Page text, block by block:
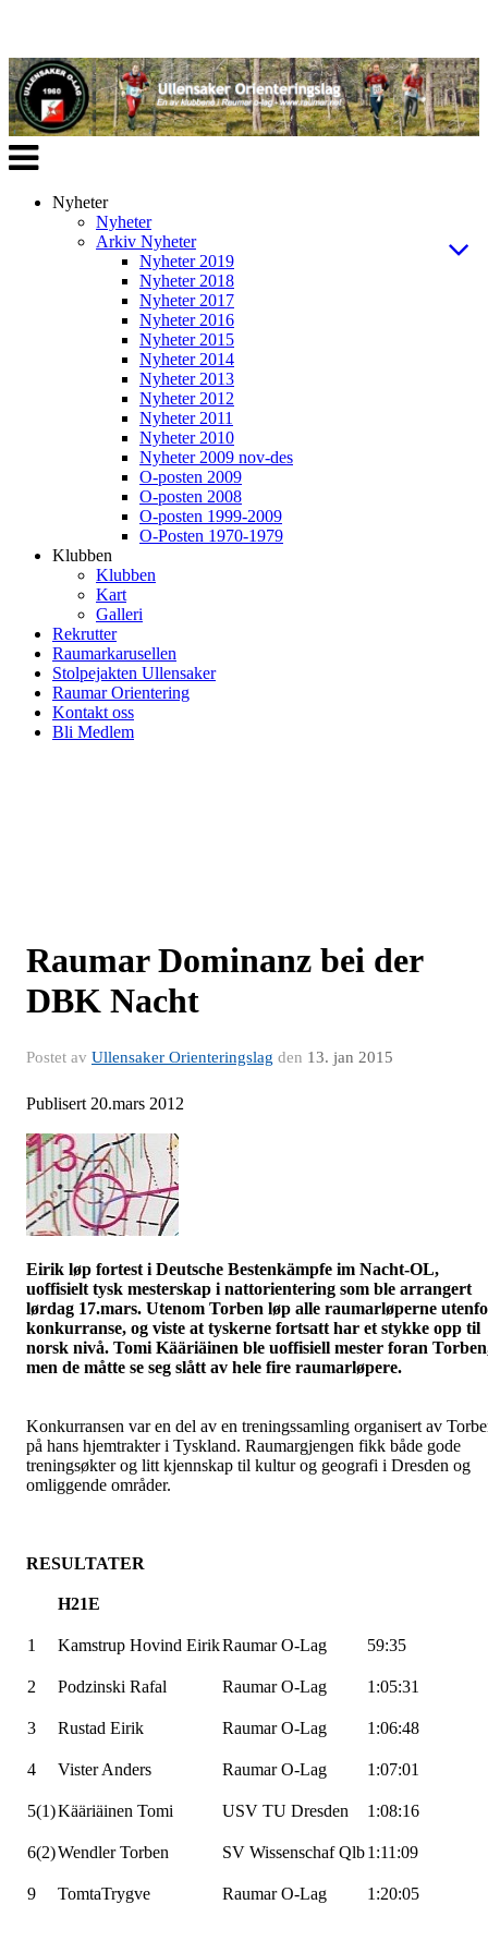
Veksle
navigasjon
Nyheter
Nyheter
Arkiv Nyheter
Nyheter 2019
Nyheter 2018
Nyheter 2017
Nyheter 2016
Nyheter 2015
Nyheter 2014
Nyheter 2013
Nyheter 2012
Nyheter 2011
Nyheter 2010
Nyheter 2009 nov-des
O-posten 2009
O-posten 2008
O-posten 1999-2009
O-Posten 1970-1979
Klubben
Klubben
Kart
Galleri
Rekrutter
Raumarkarusellen
Stolpejakten Ullensaker
Raumar Orientering
Kontakt oss
Bli Medlem
Raumar Dominanz bei der
DBK Nacht
Postet av Ullensaker Orienteringslag den 13. jan 2015
Publisert 20.mars 2012
Eirik løp fortest i Deutsche Bestenkämpfe im Nacht-OL,
uoffisielt tysk mesterskap i nattorientering som ble arrangert
lørdag 17.mars. Utenom Torben løp alle raumarløperne
konkurranse, og viste at tyskerne fortsatt har et stykke opp til
norsk nivå. Tomi Kääriäinen ble uoffisiell mester foran
men de måtte se seg slått av hele fire raumarløpere.
Konkurransen var en del av en treningssamling organisert av
på hans hjemtrakter i Tyskland. Raumargjengen fikk både gode
treningsøkter og litt kjennskap til kultur og geografi i Dresden og
omliggende områder.
RESULTATER
H21E
1 Kamstrup Hovind EirikRaumar O-Lag 59:35
2 Podzinski Rafal Raumar O-Lag 1:05:31
3 Rustad Eirik Raumar O-Lag 1:06:48
4 VisterAnders Raumar O-Lag 1:07:01
5(1)Kääriäinen Tomi USV TU Dresden 1:08:16
6(2)WendlerTorben SV Wissenschaf Qlb1:11:09
9 TomtaTrygve Raumar O-Lag 1:20:05